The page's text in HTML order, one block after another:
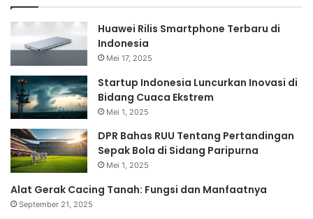
Huawei Rilis Smartphone Terbaru di
Indonesia
Mei 17, 2025
Startup Indonesia Luncurkan Inovasi di
Bidang Cuaca Ekstrem
Mei 1, 2025
DPR Bahas RUU Tentang Pertandingan
Sepak Bola di Sidang Paripurna
Mei 1, 2025
Alat Gerak Cacing Tanah: Fungsi dan Manfaatnya
September 21, 2025